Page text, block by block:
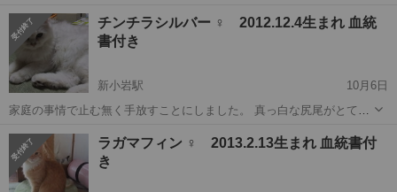
球が黒茶で間からはみ出した毛が何とも言えず可愛いです。 家に到着
しキャリーから...
東京 新小岩駅
チンチラシルバー ♀ 2012.12.4生まれ 血統
書付き
新小岩駅
10月6日
家庭の事情で止む無く手放すことにしました。 真っ白な尻尾がとても
く体の一部で踏み踏みします。 気が済むまで踏み踏みした後は、コロ
ンと私に身をゆだね...
東京 新小岩駅
ラガマフィン ♀ 2013.2.13生まれ 血統書付
き